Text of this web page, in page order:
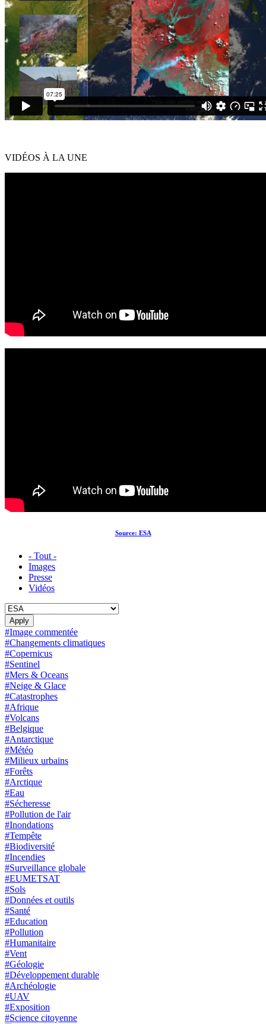
VIDÉOS À LA UNE
Source: ESA
- Tout -
Images
Presse
Vidéos
#Image commentée
#Changements climatiques
#Copernicus
#Sentinel
#Mers & Oceans
#Neige & Glace
#Catastrophes
#Afrique
#Volcans
#Belgique
#Antarctique
#Météo
#Milieux urbains
#Forêts
#Arctique
#Eau
#Sécheresse
#Pollution de l'air
#Inondations
#Tempête
#Biodiversité
#Incendies
#Surveillance globale
#EUMETSAT
#Sols
#Données et outils
#Santé
#Education
#Pollution
#Humanitaire
#Vent
#Géologie
#Développement durable
#Archéologie
#UAV
#Exposition
#Science citoyenne